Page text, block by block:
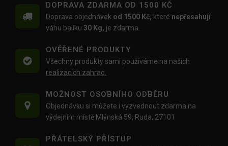
DOPRAVA ZDARMA OD 1500 KČ
Doprava objednávek od 1500 Kč, které nepřesahují
váhu balíku 30 Kg, je zdarma.
OVĚŘENÉ PRODUKTY
Všechny produkty sami používáme na našich
realizacích zahrad.
MOŽNOST OSOBNÍHO ODBĚRU
Objednávku si můžete i vyzvednout zdarma na
výdejním místě Mlýnská 59, Ruda, 27101
PŘÁTELSKÝ PŘÍSTUP